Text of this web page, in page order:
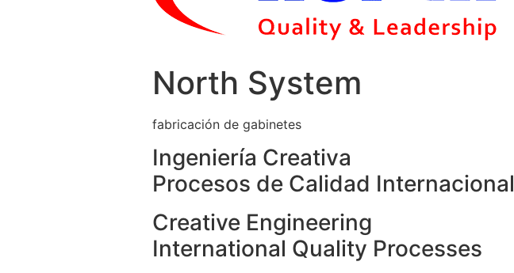
North System
fabricación de gabinetes
Ingeniería Creativa
Procesos de Calidad Internacional
Creative Engineering
International Quality Processes